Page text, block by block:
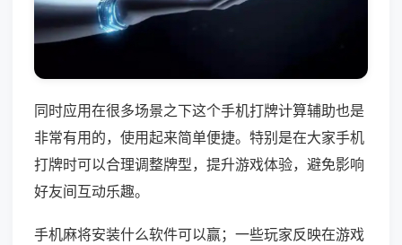
同时应用在很多场景之下这个手机打牌计算辅助也是
非常有用的，使用起来简单便捷。特别是在大家手机
打牌时可以合理调整牌型，提升游戏体验，避免影响
好友间互动乐趣。
手机麻将安装什么软件可以赢；一些玩家反映在游戏